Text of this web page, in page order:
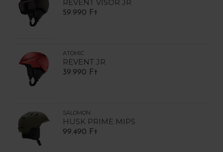
REVENT VISOR JR
59.990 Ft
ATOMIC
REVENT JR
39.990 Ft
SALOMON
HUSK PRIME MIPS
99.490 Ft